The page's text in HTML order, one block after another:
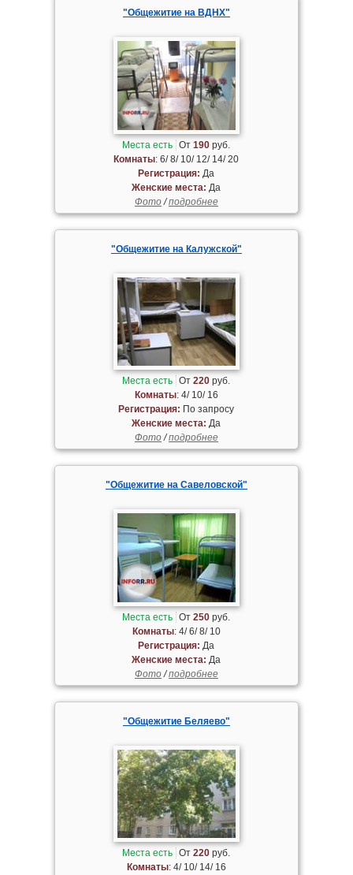
"Общежитие на ВДНХ"
Места есть От190 руб.
Комнаты: 6/ 8/ 10/ 12/ 14/ 20
Регистрация: Да
Женские места: Да
Фото/подробнее
"Общежитие на Калужской"
Места есть От220 руб.
Комнаты: 4/ 10/ 16
Регистрация: По запросу
Женские места: Да
Фото/подробнее
"Общежитие на Савеловской"
Места есть От250 руб.
Комнаты: 4/ 6/ 8/ 10
Регистрация: Да
Женские места: Да
Фото/подробнее
"Общежитие Беляево"
Места есть От220 руб.
Комнаты: 4/ 10/ 14/ 16